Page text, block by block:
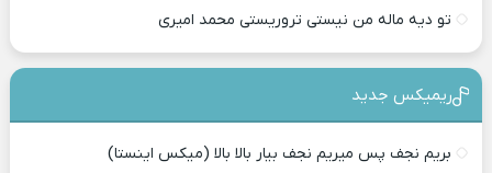
تو دیه ماله من نیستی تروریستی محمد امیری
ریمیکس جدید
بریم نجف پس میریم نجف بیار بالا بالا (میکس اینستا)